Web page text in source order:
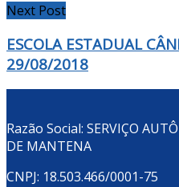
Next Post
ESCOLA ESTADUAL
29/08/2018
Razão Social: SERVIÇO
DE MANTENA
CNPJ: 18.503.466/0001-75